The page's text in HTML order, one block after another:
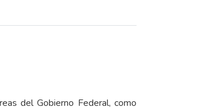
del Gobierno Federal, como